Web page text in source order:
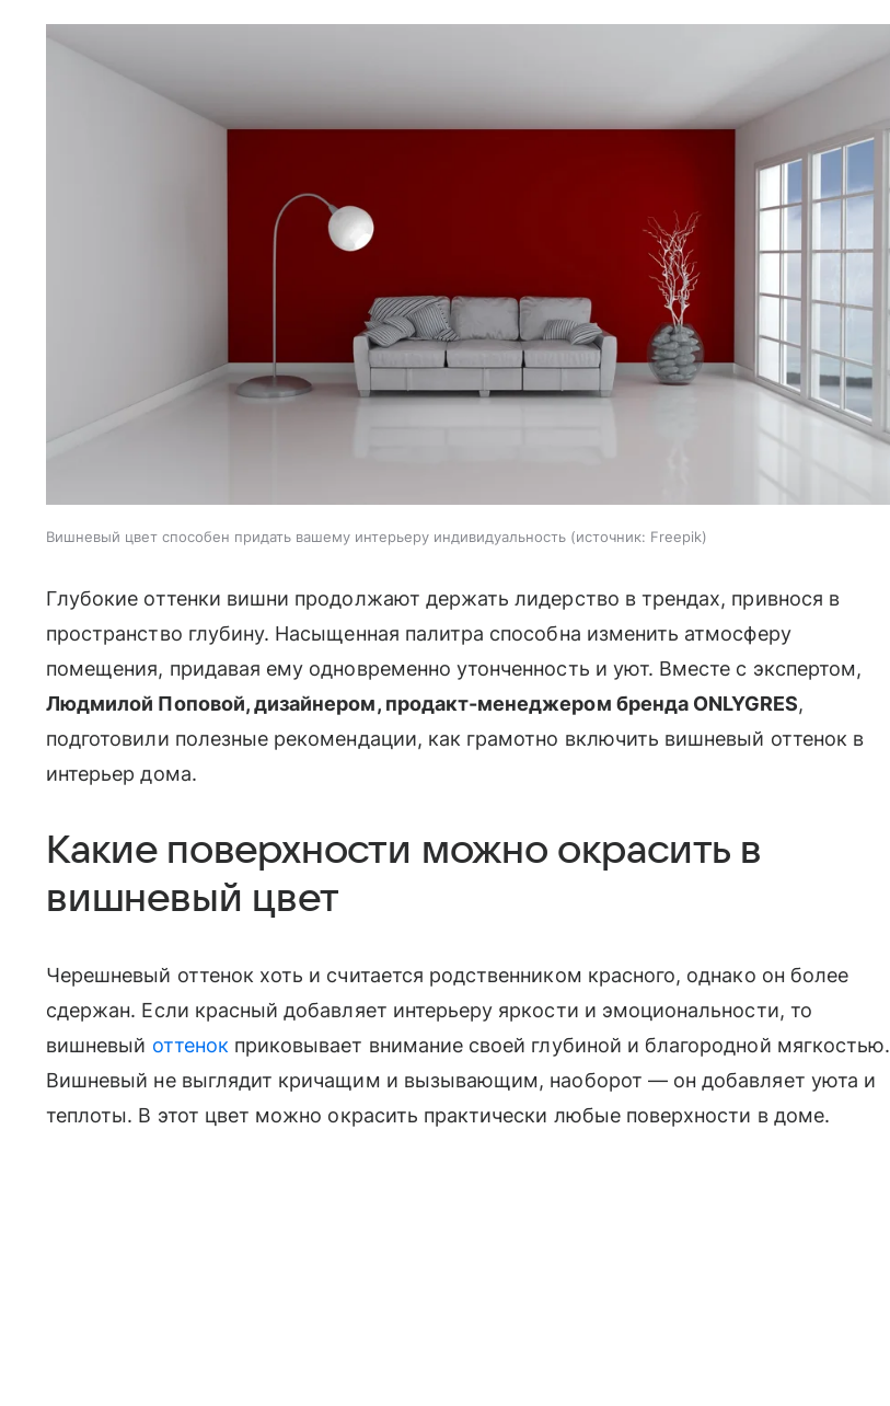
Вишневый цвет способен придать вашему интерьеру индивидуальность источник: Freepik
Глубокие оттенки вишни продолжают держать лидерство в трендах, привнося в
пространство глубину. Насыщенная палитра способна изменить атмосферу
помещения, придавая ему одновременно утонченность и уют. Вместе с экспертом,
Людмилой Поповой, дизайнером, продакт-менеджером бренда ONLYGRES,
подготовили полезные рекомендации, как грамотно включить вишневый оттенок в
интерьер дома.
Какие поверхности можно окрасить в
вишневый цвет
Черешневый оттенок хоть и считается родственником красного, однако он более
сдержан. Если красный добавляет интерьеру яркости и эмоциональности, то
вишневый оттенок приковывает внимание своей глубиной и благородной мягкостью.
Вишневый не выглядит кричащим и вызывающим, наоборот — он добавляет уюта и
теплоты. В этот цвет можно окрасить практически любые поверхности в доме.